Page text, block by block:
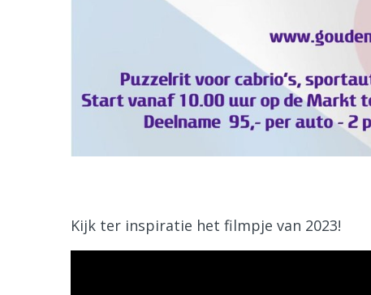
Kijk ter inspiratie het filmpje van 2023!